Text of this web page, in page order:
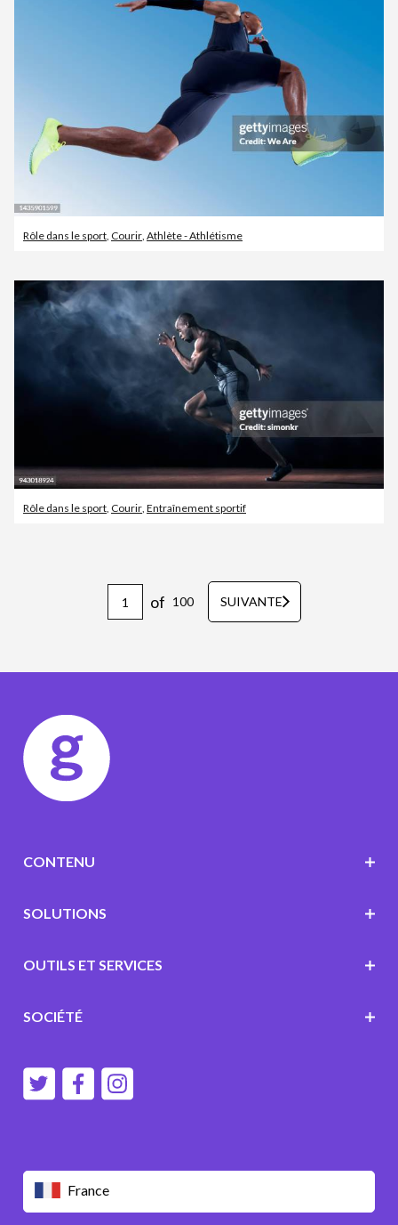
Rôle dans le sport, Courir, Athlète - Athlétisme
Rôle dans le sport, Courir, Entraînement sportif
of 100 SUIVANTE
France
CONTENU
SOLUTIONS
OUTILS ET SERVICES
SOCIÉTÉ